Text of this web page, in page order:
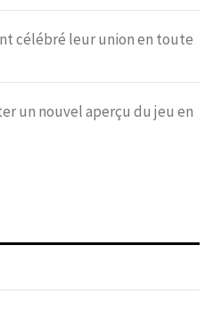
célébré leur union en toute
un nouvel aperçu du jeu en